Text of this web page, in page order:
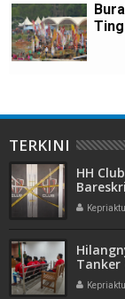
TERKINI
HH
Tanker
Hanya